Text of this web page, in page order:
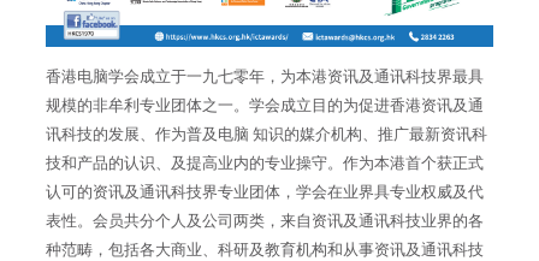
香港电脑学会成立于一九七零年，为本港资讯及通讯科技界最具
规模的非牟利专业团体之一。学会成立目的为促进香港资讯及通
讯科技的发展、作为普及电脑 知识的媒介机构、推广最新资讯科
技和产品的认识、及提高业内的专业操守。作为本港首个获正式
认可的资讯及通讯科技界专业团体，学会在业界具专业权威及代
表性。会员共分个人及公司两类，来自资讯及通讯科技业界的各
种范畴，包括各大商业、科研及教育机构和从事资讯及通讯科技